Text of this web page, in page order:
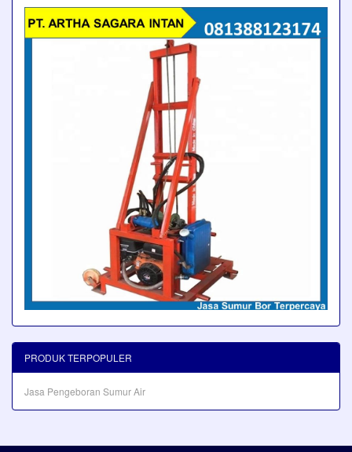
PRODUK TERPOPULER
Jasa Pengeboran Sumur Air